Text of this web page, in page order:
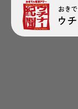
おき
ウ